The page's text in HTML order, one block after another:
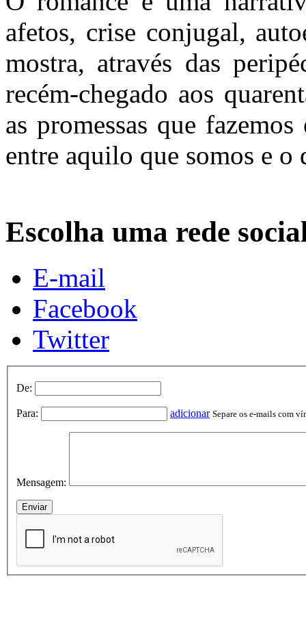
afetos, crise conjugal,
mostra, através das
recém-chegado aos
as promessas que
entre aquilo que somos e o
Escolha uma rede
E-mail
Facebook
Twitter
De:
Para: adicionar Separe os e-mails com
Mensagem: